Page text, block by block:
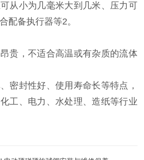
从小为几毫米大到几米、压力可
配备执行器等‌2。
贵，不适合高温或有杂质的流体
密封性好、使用寿命长等特点，
工、电力、水处理、造纸等行业